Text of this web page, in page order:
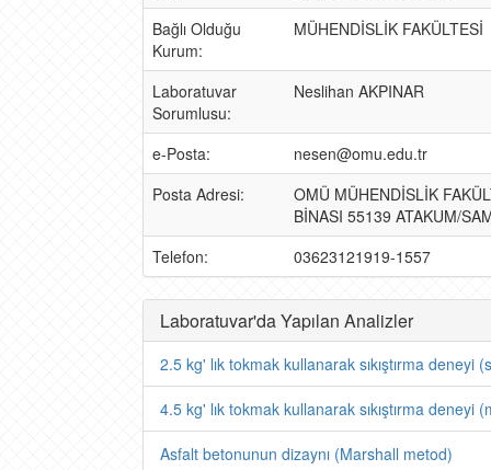
Bağlı Olduğu
Kurum:
MÜHENDİSLİK FAKÜLTESİ
Laboratuvar
Sorumlusu:
Neslihan AKPINAR
e-Posta:
nesen@omu.edu.tr
Posta Adresi:
OMÜ MÜHENDİSLİK
BİNASI 55139 ATAKUM/
Telefon:
03623121919-1557
Laboratuvar'da Yapılan Analizler
2.5 kg' lık tokmak kullanarak sıkıştırma deneyi
4.5 kg' lık tokmak kullanarak sıkıştırma deneyi
Asfalt betonunun dizaynı (Marshall metod)